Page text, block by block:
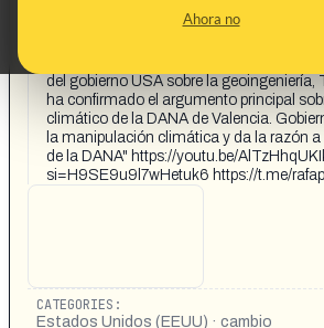
Ahora no
Atención porque, en el curso de las
del gobierno USA sobre la geoingeniería,
ha confirmado el argumento principal
climático de la DANA de Valencia.
la manipulación climática y da la razón
de la DANA" https://youtu.be/
si=H9SE9u9l7wHetuk6 https://t.me/
CATEGORIES:
Estados Unidos (EEUU) · cambio